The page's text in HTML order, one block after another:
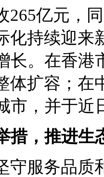
265亿元，
化持续迎来
长。在香港
体扩容；在
市，并于
措，推进生
守服务品质